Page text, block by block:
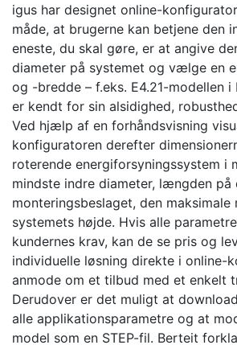
igus har designet online-
måde, at brugerne kan betjene den
eneste, du skal gøre, er at angive
diameter på systemet og vælge en
og -bredde – f.eks. E4.21-modellen i
er kendt for sin alsidighed,
Ved hjælp af en forhåndsvisning
konfiguratoren derefter
roterende energiforsyningssystem i
mindste indre diameter, længden på
monteringsbeslaget, den
systemets højde. Hvis alle
kundernes krav, kan de se pris og
individuelle løsning direkte i online-
anmode om et tilbud med et enkelt
Derudover er det muligt at
alle applikationsparametre og at
model som en STEP-fil. Berteit